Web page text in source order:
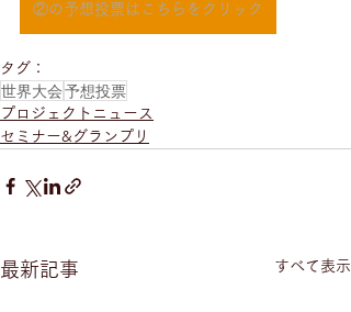
②の予想投票はこちらをクリック
タグ：
世界大会予想投票
プロジェクトニュース
セミナー&グランプリ
最新記事 すべて表示